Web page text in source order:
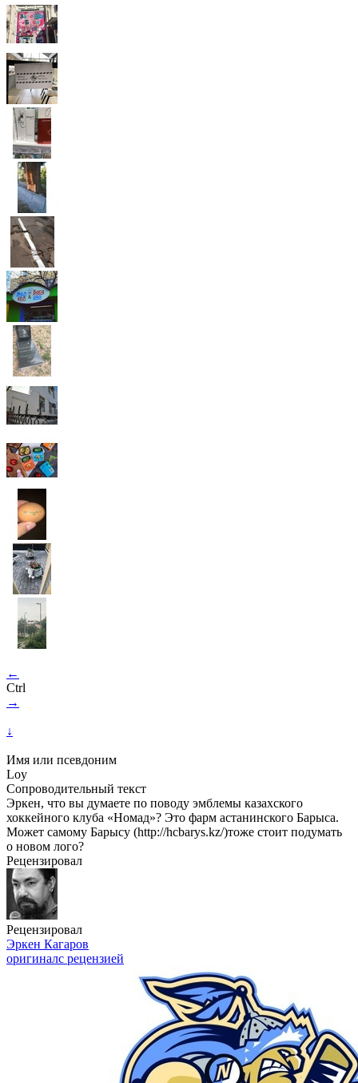
←
Ctrl
→
↓
Имя или псевдоним
Loy
Сопроводительный текст
Эркен, что вы думаете по поводу эмблемы казахского
хоккейного клуба «Номад»? Это фарм астанинского Барыса.
Может самому Барысу (http://hcbarys.kz/)тоже стоит подумать
о новом лого?
Рецензировал
Рецензировал
Эркен Кагаров
оригиналс рецензией